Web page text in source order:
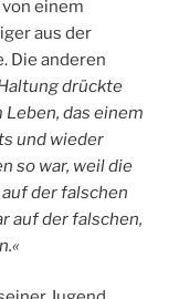
einem
aus der
Die anderen
drückte
das einem
und wieder
so war, weil die
der falschen
auf der falschen,